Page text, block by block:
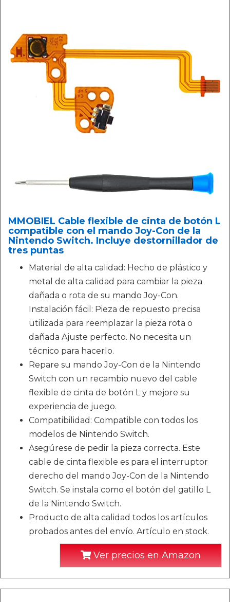
MMOBIEL Cable flexible de cinta de botón L
compatible con el mando Joy-Con de la
Nintendo Switch. Incluye destornillador de
tres puntas
Material de alta calidad: Hecho de plástico y
metal de alta calidad para cambiar la pieza
dañada o rota de su mando Joy-Con.
Instalación fácil: Pieza de repuesto precisa
utilizada para reemplazar la pieza rota o
dañada Ajuste perfecto. No necesita un
técnico para hacerlo.
Repare su mando Joy-Con de la Nintendo
Switch con un recambio nuevo del cable
flexible de cinta de botón L y mejore su
experiencia de juego.
Compatibilidad: Compatible con todos los
modelos de Nintendo Switch.
Asegúrese de pedir la pieza correcta. Este
cable de cinta flexible es para el interruptor
derecho del mando Joy-Con de la Nintendo
Switch. Se instala como el botón del gatillo L
de la Nintendo Switch.
Producto de alta calidad todos los artículos
probados antes del envío. Artículo en stock.
Ver precios en Amazon